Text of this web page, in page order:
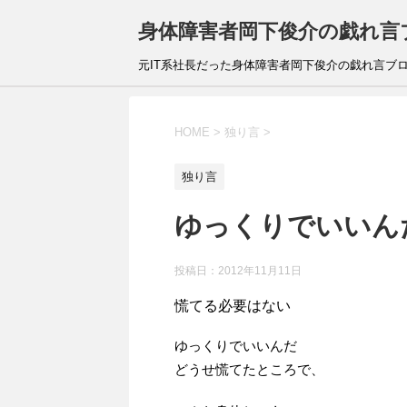
身体障害者岡下俊介の戯れ言
元IT系社長だった身体障害者岡下俊介の戯れ言ブ
HOME > 独り言 >
独り言
ゆっくりでいいん
投稿日： 2012年11月11日
慌てる必要はない
ゆっくりでいいんだ
どうせ慌てたところで、